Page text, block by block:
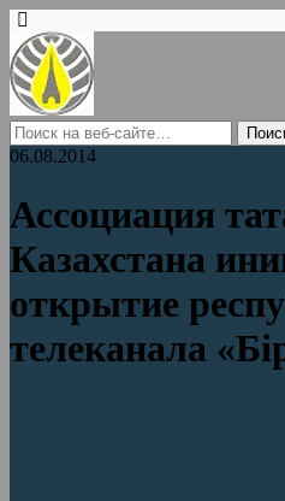
06.08.2014
Ассоциация
Казахстана
открытие
телеканала